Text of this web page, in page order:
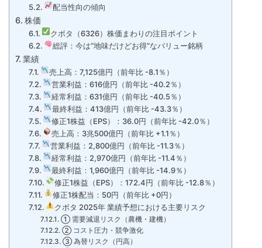
配当性向の傾向
株価
クボタ（6326）株価まわりの注目ポイント
総評：今は“地味だけどお得”なバリュー銘柄
業績
売上高：7,125億円（前年比 -8.1％）
営業利益：616億円（前年比 -40.2％）
経常利益：631億円（前年比 -40.5％）
最終利益：413億円（前年比 -43.3％）
修正1株益（EPS）：36.0円（前年比 -42.0％）
売上高：3兆500億円（前年比 +1.1％）
営業利益：2,800億円（前年比 -11.3％）
経常利益：2,970億円（前年比 -11.4％）
最終利益：1,960億円（前年比 -14.9％）
修正1株益（EPS）：172.4円（前年比 -12.8％）
修正1株配当：50円（前年比 +0円）
クボタ 2025年 業績予想における主要リスク
① 需要減退リスク（農機・建機）
② コスト圧力・競争激化
③ 為替リスク（円高）